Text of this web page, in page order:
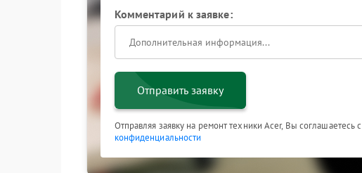
Комментарий к заявке:
Отправить заявку
Отправляя заявку на ремонт техники Acer, Вы соглашаетесь с
конфиденциальности